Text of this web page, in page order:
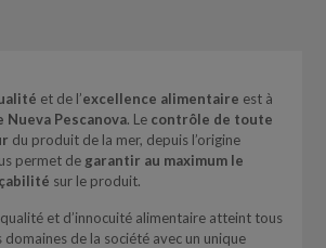
et de l’excellence alimentaire est à
Nueva Pescanova. Le contrôle de toute
du produit de la mer, depuis l’origine
permet de garantir au maximum le
sur le produit.
et d’innocuité alimentaire atteint tous
domaines de la société avec un unique